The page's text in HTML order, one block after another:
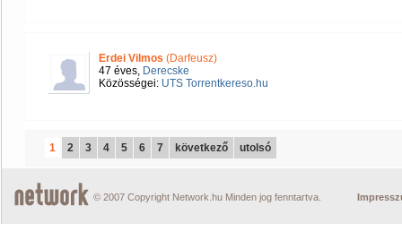
Erdei Vilmos (Darfeusz)
47 éves, Derecske
Közösségei: UTS Torrentkereso.hu
1 2 3 4 5 6 7 következő utolsó
© 2007 Copyright Network.hu Minden jog fenntartva.